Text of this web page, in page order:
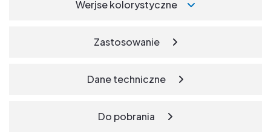
Werjse kolorystyczne
Zastosowanie
Dane techniczne
Do pobrania